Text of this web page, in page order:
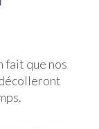
fait que nos